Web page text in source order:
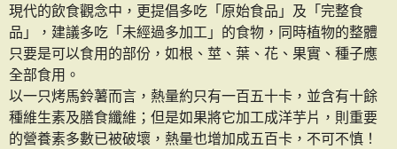
現代的飲食觀念中，更提倡多吃「原始食品」及「完整食
品」，建議多吃「未經過多加工」的食物，同時植物的整體
只要是可以食用的部份，如根、莖、葉、花、果實、種子應
全部食用。
以一只烤馬鈴薯而言，熱量約只有一百五十卡，並含有十餘
種維生素及膳食纖維；但是如果將它加工成洋芋片，則重要
的營養素多數已被破壞，熱量也增加成五百卡，不可不慎！